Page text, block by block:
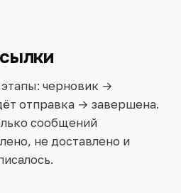
черновик →
отправка → завершена.
сообщений
не доставлено и